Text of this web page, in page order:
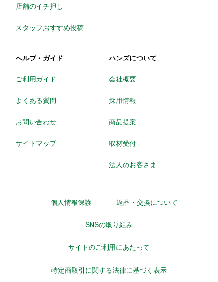
店舗のイチ押し
スタッフおすすめ投稿
ヘルプ・ガイド
ご利用ガイド
よくある質問
お問い合わせ
サイトマップ
ハンズについて
会社概要
採用情報
商品提案
取材受付
法人のお客さま
個人情報保護 返品・交換について
SNSの取り組み
サイトのご利用にあたって
特定商取引に関する法律に基づく表示